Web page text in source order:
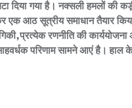
दिया गया है। नक्सली हमलों
एक आठ सूत्रीय समाधान तैयार
रणनीति की
परिणाम सामने आएं है। हाल